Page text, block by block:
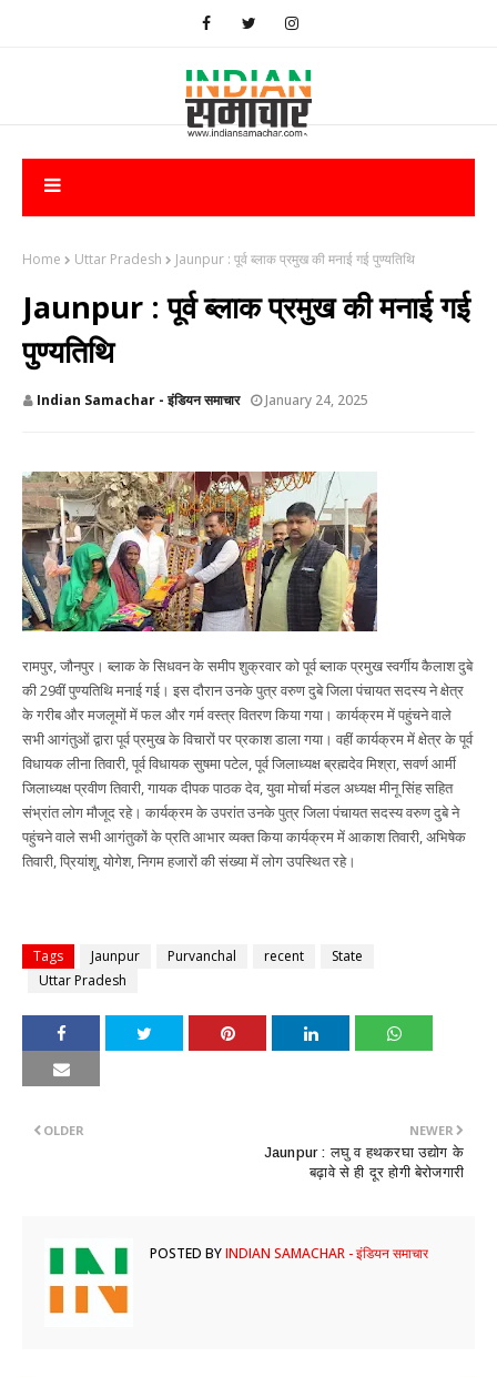
Home Uttar Pradesh Jaunpur : ​पूर्व ब्लाक प्रमुख की मनाई गई पुण्यतिथि
Jaunpur : ​पूर्व ब्लाक प्रमुख की मनाई गई
पुण्यतिथि
Indian Samachar - इंडियन समाचार January 24, 2025
रामपुर, जौनपुर। ब्लाक के सिधवन के समीप शुक्रवार को पूर्व ब्लाक प्रमुख स्वर्गीय कैलाश दुबे
की 29वीं पुण्यतिथि मनाई गई। इस दौरान उनके पुत्र वरुण दुबे जिला पंचायत सदस्य ने क्षेत्र
के गरीब और मजलूमों में फल और गर्म वस्त्र वितरण किया गया। कार्यक्रम में पहुंचने वाले
सभी आगंतुओं द्वारा पूर्व प्रमुख के विचारों पर प्रकाश डाला गया। वहीं कार्यक्रम में क्षेत्र के पूर्व
विधायक लीना तिवारी, पूर्व विधायक सुषमा पटेल, पूर्व जिलाध्यक्ष ब्रह्मदेव मिश्रा, सवर्ण आर्मी
जिलाध्यक्ष प्रवीण तिवारी, गायक दीपक पाठक देव, युवा मोर्चा मंडल अध्यक्ष मीनू सिंह सहित
संभ्रांत लोग मौजूद रहे। कार्यक्रम के उपरांत उनके पुत्र जिला पंचायत सदस्य वरुण दुबे ने
पहुंचने वाले सभी आगंतुकों के प्रति आभार व्यक्त किया कार्यक्रम में आकाश तिवारी, अभिषेक
तिवारी, प्रियांशू, योगेश, निगम हजारों की संख्या में लोग उपस्थित रहे।
Tags Jaunpur Purvanchal recent
State
Uttar Pradesh
NEWER
Jaunpur : ​लघु व हथकरघा उद्योग के
बढ़ावे से ही दूर होगी बेरोजगारी
OLDER
POSTED BYINDIAN SAMACHAR - इंडियन समाचार